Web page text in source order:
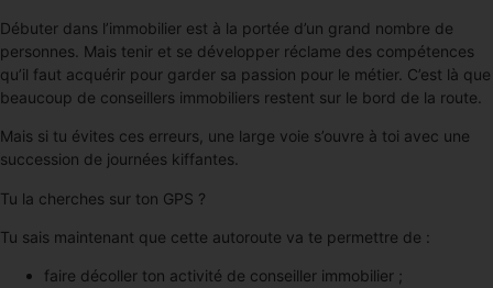
Débuter dans l’immobilier est à la portée d’un grand nombre de
personnes. Mais tenir et se développer réclame des compétences
qu’il faut acquérir pour garder sa passion pour le métier. C’est là que
beaucoup de conseillers immobiliers restent sur le bord de la route.
Mais si tu évites ces erreurs, une large voie s’ouvre à toi avec une
succession de journées kiffantes.
Tu la cherches sur ton GPS ?
Tu sais maintenant que cette autoroute va te permettre de :
faire décoller ton activité de conseiller immobilier ;